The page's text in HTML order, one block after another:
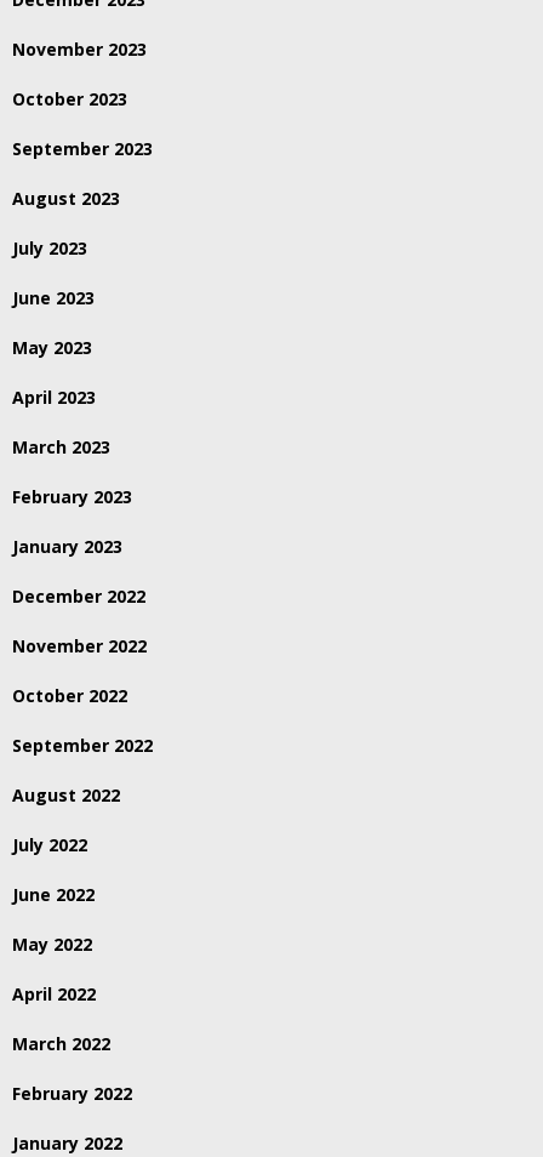
November 2023
October 2023
September 2023
August 2023
July 2023
June 2023
May 2023
April 2023
March 2023
February 2023
January 2023
December 2022
November 2022
October 2022
September 2022
August 2022
July 2022
June 2022
May 2022
April 2022
March 2022
February 2022
January 2022